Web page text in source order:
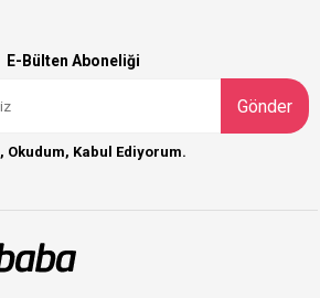
E-Bülten Aboneliği
Gönder
, Okudum, Kabul Ediyorum.